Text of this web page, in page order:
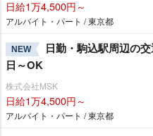
日給1万4,500円～
アルバイト・パート / 東京都
NEW
日勤・駒込駅周辺の
日～OK
株式会社MSK
日給1万4,500円～
アルバイト・パート / 東京都